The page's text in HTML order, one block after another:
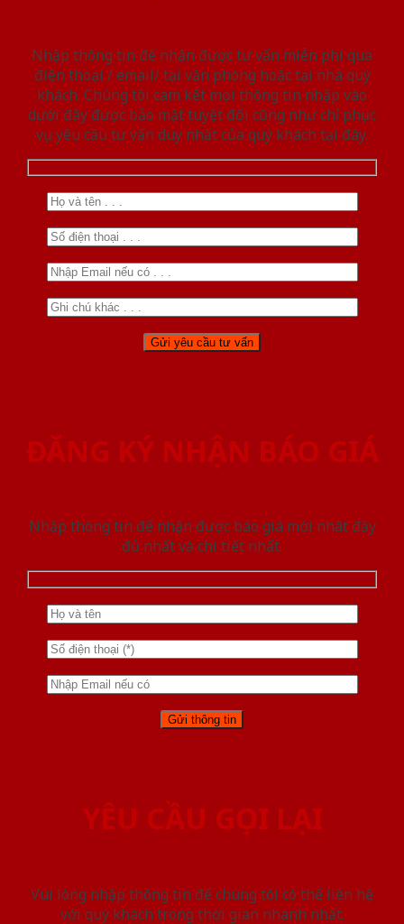
Nhập thông tin để nhận được tư vấn miễn phí qua
điện thoại / email/ tại văn phòng hoặc tại nhà quý
khách. Chúng tôi cam kết mọi thông tin nhập vào
dưới đây được bảo mật tuyệt đối cũng như chỉ phục
vụ yêu cầu tư vấn duy nhất của quý khách tại đây.
ĐĂNG KÝ NHẬN BÁO GIÁ
Nhập thông tin để nhận được báo giá mới nhât đầy
đủ nhất và chi tiết nhất.
YÊU CẦU GỌI LẠI
Vui lòng nhập thông tin để chúng tôi có thể liên hệ
với quý khách trong thời gian nhanh nhất.